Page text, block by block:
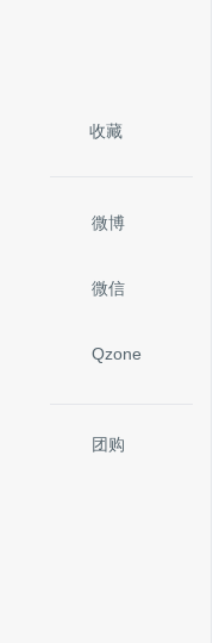
收藏
微博
微信
Qzone
团购